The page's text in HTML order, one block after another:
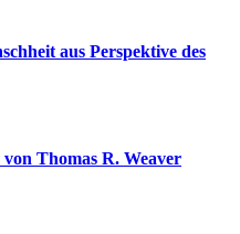
aus Perspektive des
Thomas R. Weaver